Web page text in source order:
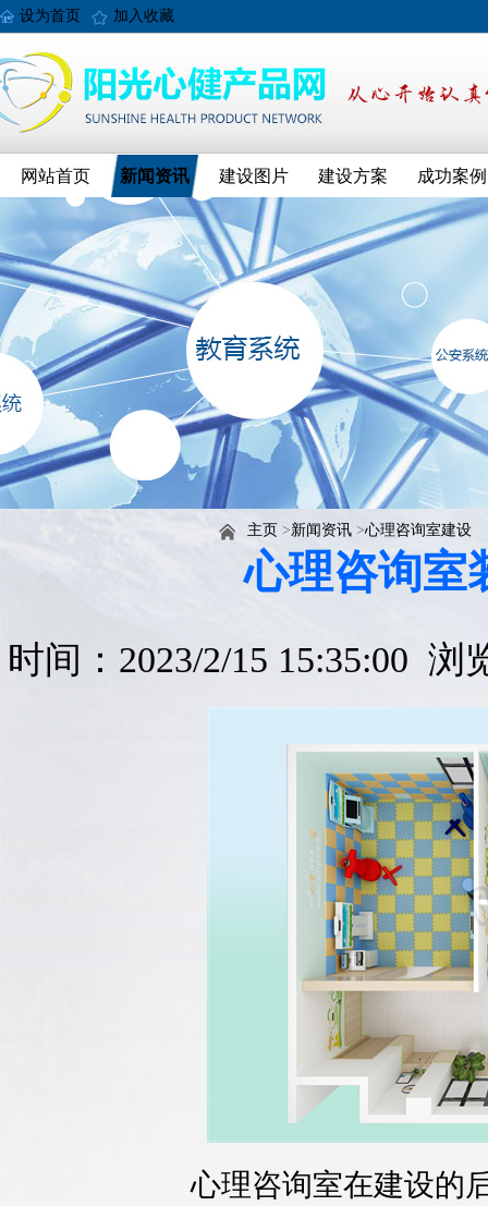
设为首页 加入收藏
网站首页 新闻资讯 建设图片 建设方案 成功案例
主页 >新闻资讯 >心理咨询室建设
心理咨询室
时间：2023/2/15 15:35:00
心理咨询室在建设的